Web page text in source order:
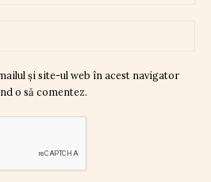
și site-ul web în acest navigator
o să comentez.